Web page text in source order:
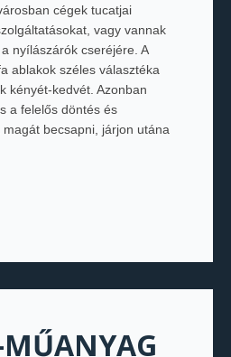
cégek tucatjai
vagy vannak
nyílászárók cseréjére. A
ablakok széles választéka
kényét-kedvét. Azonban
a felelős döntés és
becsapni, járjon utána